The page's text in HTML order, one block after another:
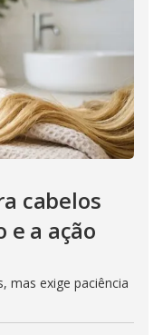
cabelos
e a ação
mas exige paciência